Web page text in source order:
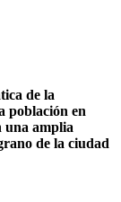
de la
población en
una amplia
de la ciudad